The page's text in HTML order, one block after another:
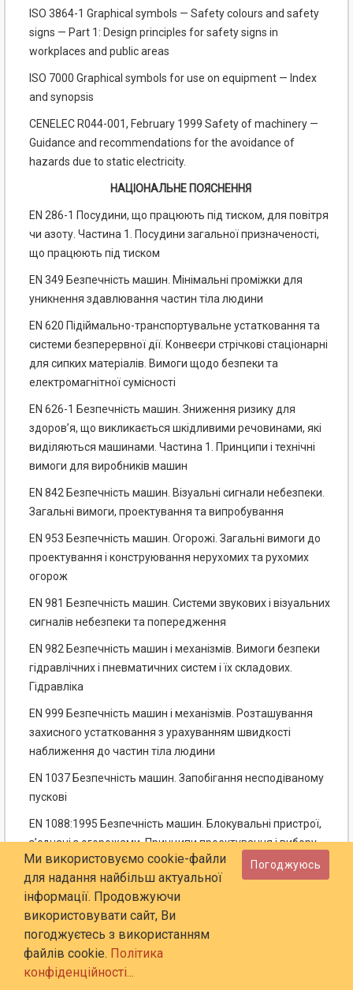
ISO 3864-1 Graphical symbols — Safety colours and safety
signs — Part 1: Design principles for safety signs in
workplaces and public areas
ISO 7000 Graphical symbols for use on equipment — Index
and synopsis
CENELEC R044-001, February 1999 Safety of machinery —
Guidance and recommendations for the avoidance of
hazards due to static electricity.
НАЦІОНАЛЬНЕ ПОЯСНЕННЯ
EN 286-1 Посудини, що працюють під тиском, для повітря
чи азоту. Частина 1. Посудини загальної призначеності,
що працюють під тиском
EN 349 Безпечність машин. Мінімальні проміжки для
уникнення здавлювання частин тіла людини
EN 620 Підіймально-транспортувальне устатковання та
системи безперервної дії. Конвеєри стрічкові стаціонарні
для сипких матеріалів. Вимоги щодо безпеки та
електромагнітної сумісності
EN 626-1 Безпечність машин. Зниження ризику для
здоров’я, що викликається шкідливими речовинами, які
виділяються машинами. Частина 1. Принципи і технічні
вимоги для виробників машин
EN 842 Безпечність машин. Візуальні сигнали небезпеки.
Загальні вимоги, проектування та випробування
EN 953 Безпечність машин. Огорожі. Загальні вимоги до
проектування і конструювання нерухомих та рухомих
огорож
EN 981 Безпечність машин. Системи звукових і візуальних
сигналів небезпеки та попередження
EN 982 Безпечність машин і механізмів. Вимоги безпеки
гідравлічних і пневматичних систем і їх складових.
Гідравліка
EN 999 Безпечність машин і механізмів. Розташування
захисного устатковання з урахуванням швидкості
наближення до частин тіла людини
EN 1037 Безпечність машин. Запобігання несподіваному
пускові
EN 1088:1995 Безпечність машин. Блокувальні пристрої,
з’єднані з огорожами. Принципи проектування і вибору
EN 1265 Безпечність машин. Норми та правила
випробування на шум від ливарних машин і устатковання
EN 60079-0 Вибухонебезпечні середовища. Частина 0.
Устатковання. Загальні вимоги (ІЕС 60079-0:2004,
модифікований)
EN 60204-1:2006 Безпечність машин. Електрообладнання
Ми використовуємо cookie-файли
для надання найбільш актуальної
інформації. Продовжуючи
використовувати сайт, Ви
погоджуєтесь з використанням
файлів cookie. Політика
конфіденційності...
Погоджуюсь